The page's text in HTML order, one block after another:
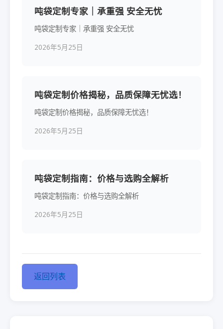
吨袋定制专家｜承重强 安全无忧
吨袋定制专家｜承重强 安全无忧
2026年5月25日
吨袋定制价格揭秘，品质保障无忧选！
吨袋定制价格揭秘，品质保障无忧选！
2026年5月25日
吨袋定制指南：价格与选购全解析
吨袋定制指南：价格与选购全解析
2026年5月25日
返回列表